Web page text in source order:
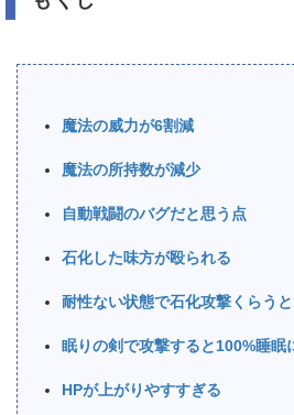
魔法の威力が6割減
魔法の所持数が減少
自動戦闘のバグだと思う点
石化した味方が殴られる
耐性ない状態で石化攻撃くらう
眠りの剣で攻撃すると100%睡眠
HPが上がりやすすぎる